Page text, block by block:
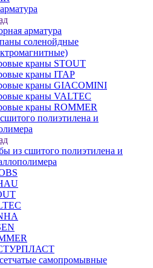
арматура
соленойдные
краны STOUT
краны ITAP
краны GIACOMINI
краны VALTEC
краны ROMMER
полиэтилена и
из сшитого полиэтилена и
самопромывные